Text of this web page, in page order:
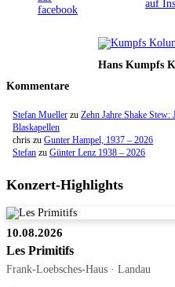
Hans Kumpfs
Kommentare
Stefan Mueller zu Zehn Jahre Shake
Blaskapellen
chris zu Gunter Hampel, 1937 – 2026
Stefan zu Günter Lenz 1938 – 2026
Konzert-Highlights
10.08.2026
Les Primitifs
Frank-Loebsches-Haus · Landau